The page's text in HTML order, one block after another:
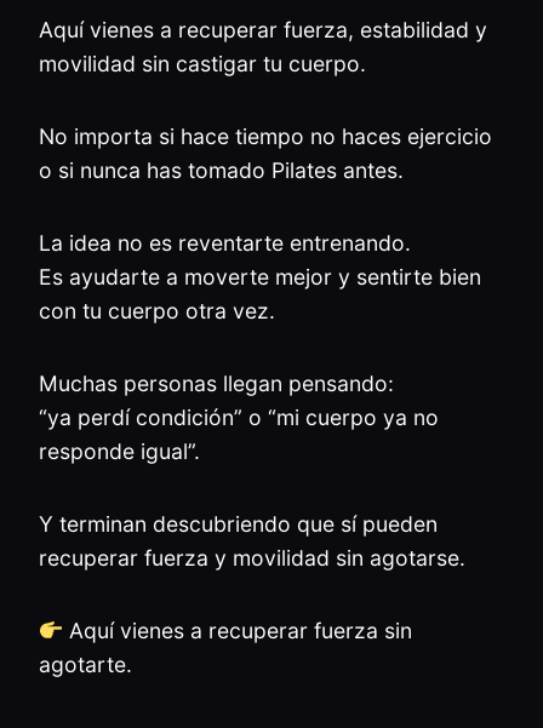
Aquí vienes a recuperar fuerza, estabilidad y
movilidad sin castigar tu cuerpo.
No importa si hace tiempo no haces ejercicio
o si nunca has tomado Pilates antes.
La idea no es reventarte entrenando.
Es ayudarte a moverte mejor y sentirte bien
con tu cuerpo otra vez.
Muchas personas llegan pensando:
“ya perdí condición” o “mi cuerpo ya no
responde igual”.
Y terminan descubriendo que sí pueden
recuperar fuerza y movilidad sin agotarse.
Aquí vienes a recuperar fuerza sin
agotarte.